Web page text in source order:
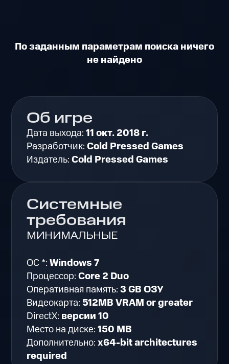
По заданным параметрам поиска ничего
не найдено
Об игре
Дата выхода:11 окт. 2018 г.
Разработчик:Cold Pressed Games
Издатель:Cold Pressed Games
Системные
требования
МИНИМАЛЬНЫЕ
ОС *:Windows 7
Процессор:Core 2 Duo
Оперативная память:3 GB ОЗУ
Видеокарта:512MB VRAM or greater
DirectX: версии 10
Место на диске:150 MB
Дополнительно:x64-bit architectures
required